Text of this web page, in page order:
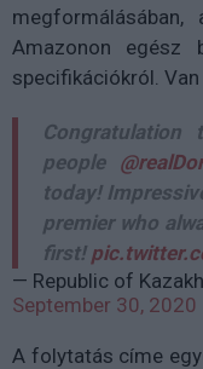
Amazonon egész
specifikációkról.
people
today!
premier who
first!
— Republic of
September 30, 2020
A folytatás címe